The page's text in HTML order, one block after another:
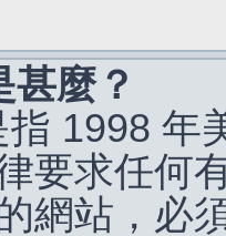
甚麼？
指 1998 年
要求任何
網站，必